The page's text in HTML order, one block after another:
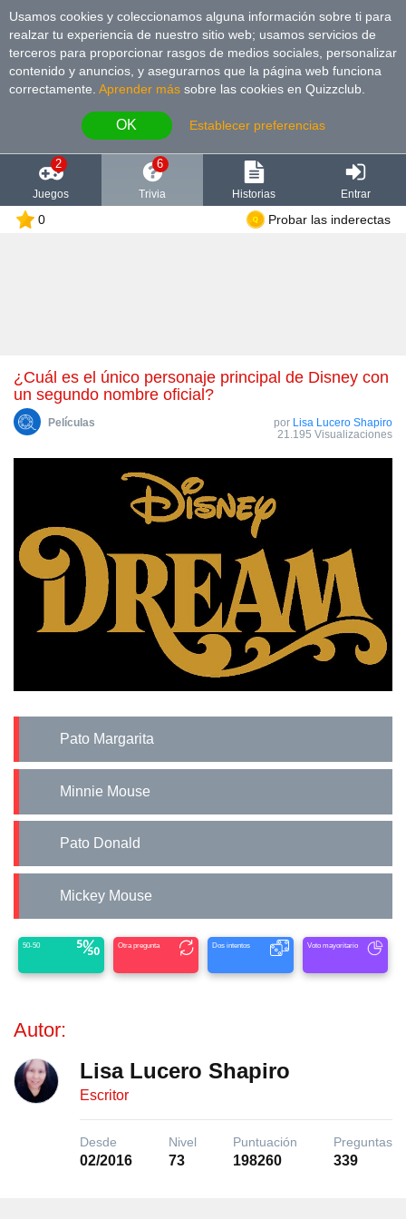
Usamos cookies y coleccionamos alguna información sobre ti para
realzar tu experiencia de nuestro sitio web; usamos servicios de
terceros para proporcionar rasgos de medios sociales, personalizar
contenido y anuncios, y asegurarnos que la página web funciona
correctamente. Aprender más sobre las cookies en Quizzclub.
OK Establecer preferencias
2
Juegos
6
Trivia Historias Entrar
0 Probar las inderectas
¿Cuál es el único personaje principal de Disney con
un segundo nombre oficial?
Películas por Lisa Lucero Shapiro
21.195 Visualizaciones
Pato Margarita
Minnie Mouse
Pato Donald
Mickey Mouse
50-50 Otra pregunta Dos intentos Voto mayoritario
Autor:
Lisa Lucero Shapiro
Escritor
Desde
02/2016
Nivel
73
Puntuación
198260
Preguntas
339